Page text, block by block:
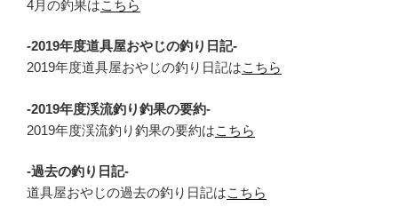
4月の釣果はこちら
-2019年度道具屋おやじの釣り日記-
2019年度道具屋おやじの釣り日記はこちら
-2019年度渓流釣り釣果の要約-
2019年度渓流釣り釣果の要約はこちら
-過去の釣り日記-
道具屋おやじの過去の釣り日記はこちら